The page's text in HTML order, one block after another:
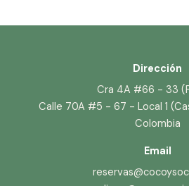
Dirección
Cra 4A #66 - 33
Calle 70A #5 - 67 - Local 1
Colombia
Email